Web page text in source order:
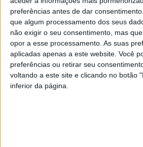
preferências antes de dar consentimento.
que algum processamento dos seus
não exigir o seu consentimento, mas
opor a esse processamento. As suas
aplicadas apenas a este website. Você
preferências ou retirar seu
voltando a este site e clicando no botão
inferior da página.
felicitaram Dona Ida pelo
importância do momento para a
Este marco especial ficará na
como um exemplo de longevidade